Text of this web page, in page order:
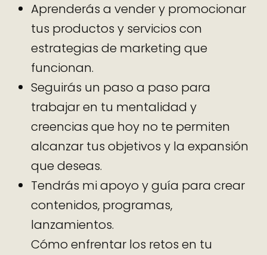
Aprenderás a vender y promocionar
tus productos y servicios con
estrategias de marketing que
funcionan.
Seguirás un paso a paso para
trabajar en tu mentalidad y
creencias que hoy no te permiten
alcanzar tus objetivos y la expansión
que deseas.
Tendrás mi apoyo y guía para crear
contenidos, programas,
lanzamientos.
Cómo enfrentar los retos en tu